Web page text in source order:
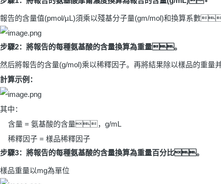
報告的含量值(pmol/µL)須乘以殘基分子量(gm/mol)和換算系數
步驟2：將報告的每種氨基酸的含量換算為重量。
然后將報告的含量(g/mol)乘以稀釋因子。再將結果除以樣品的重量
計算示例：
其中：
含量 = 氨基酸的含量， g/mL
稀釋因子 = 樣品稀釋因子
步驟3：將報告的每種氨基酸的含量換算為重量百分比。
樣品重量以mg為單位